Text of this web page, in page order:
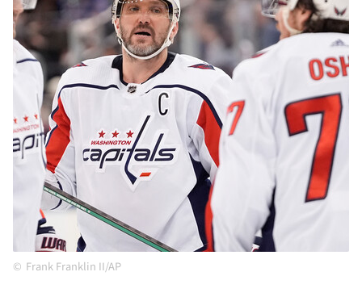
Frank Franklin II/AP